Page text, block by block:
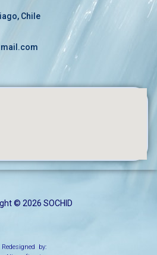
Chile
© 2026 SOCHID
Redesigned by: